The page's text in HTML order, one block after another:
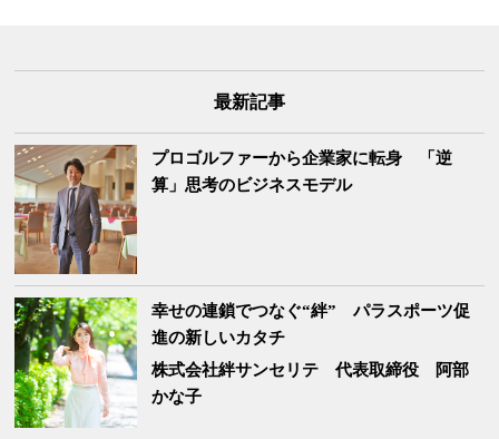
最新記事
プロゴルファーから企業家に転身 「逆
算」思考のビジネスモデル
幸せの連鎖でつなぐ“絆” パラスポーツ促
進の新しいカタチ
株式会社絆サンセリテ
代表取締役 阿部
かな子